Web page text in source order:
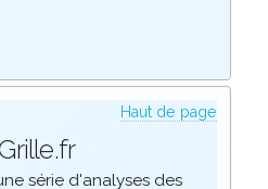
Haut de page
série d'analyses des